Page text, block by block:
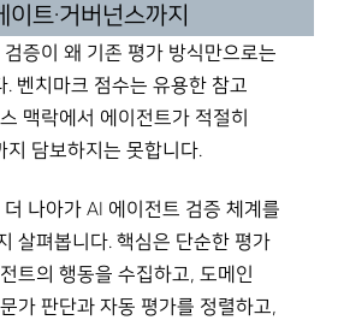
트·거버넌스까지
증이 왜 기존 평가 방식만으로는
벤치마크 점수는 유용한 참고
맥락에서 에이전트가 적절히
담보하지는 못합니다.
나아가 AI 에이전트 검증 체계를
살펴봅니다. 핵심은 단순한 평가
트의 행동을 수집하고, 도메인
가 판단과 자동 평가를 정렬하고,